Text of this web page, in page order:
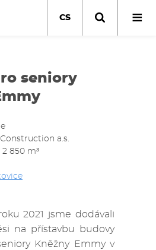
CS
seniory
Construction a.s.
2 850 m³
2021 jsme dodávali
na přístavbu budovy
Kněžny Emmy v